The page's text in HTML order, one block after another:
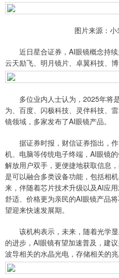
图片来源：
近日星合证券，AI眼镜概念持续
云天励飞、明月镜片、卓翼科技、
多位业内人士认为，2025年将
为、百度、闪极科技、灵伴科技、
镜领域，多家发布了AI眼镜产品。
据证券时报，财信证券指出，作
机、电脑等传统电子终端，AI眼镜
解放用户双手，更便捷地获取信息
是可以融合多类设备功能，包括相
来，伴随着芯片技术升级以及AI应
舒适、价格更为亲民的AI眼镜产品
望迎来快速发展期。
该机构表示，未来，随着光学显
的进步，AI眼镜有望加速普及，建
波导相关的水晶光电，存储相关的兆